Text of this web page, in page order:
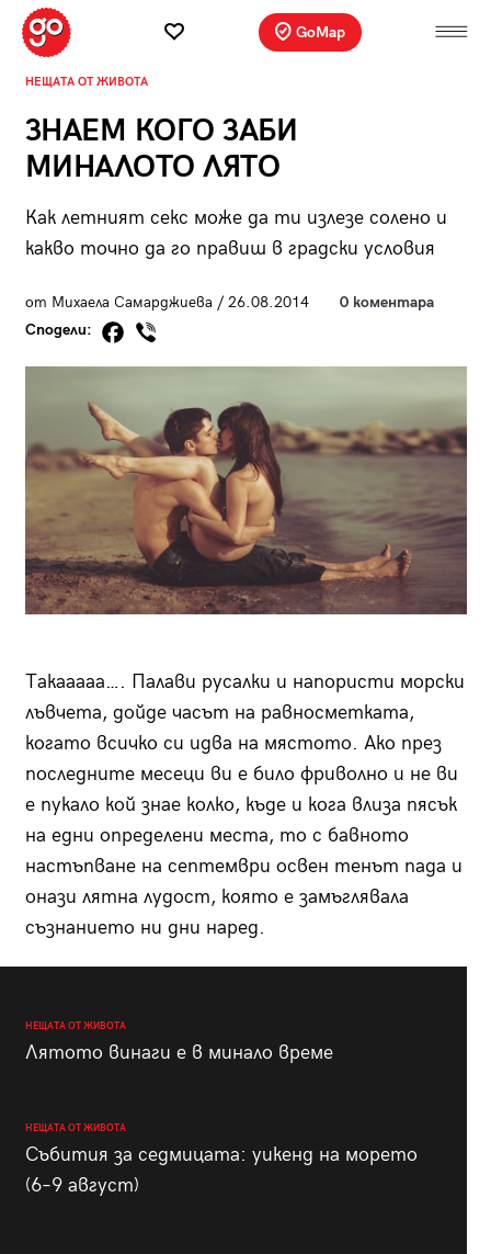
GoMap
НЕЩАТА ОТ ЖИВОТА
ЗНАЕМ КОГО ЗАБИ
МИНАЛОТО ЛЯТО
Как летният секс може да ти излезе солено и
какво точно да го правиш в градски условия
от Михаела Самарджиева / 26.08.2014
0 коментара
Сподели:
Такааааа…. Палави русалки и напористи морски
лъвчета, дойде часът на равносметката,
когато всичко си идва на мястото. Ако през
последните месеци ви е било фриволно и не ви
е пукало кой знае колко, къде и кога влиза пясък
на едни определени места, то с бавното
настъпване на септември освен тенът пада и
онази лятна лудост, която е замъглявала
съзнанието ни дни наред.
НЕЩАТА ОТ ЖИВОТА
Лятото винаги е в минало време
НЕЩАТА ОТ ЖИВОТА
Събития за седмицата: уикенд на морето
(6–9 август)